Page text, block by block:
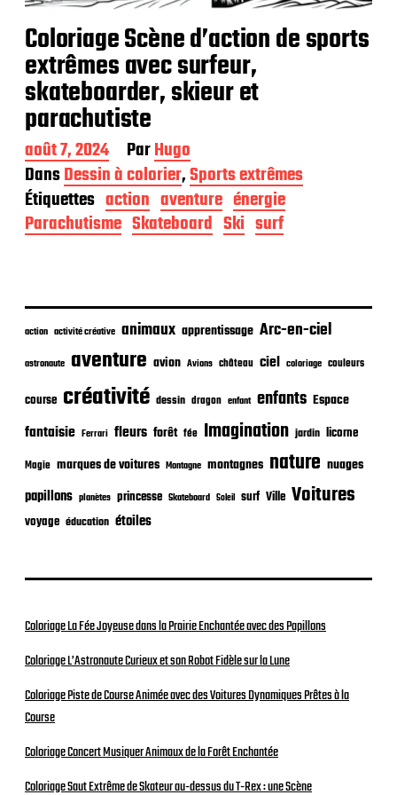
Coloriage Scène d’action de sports
extrêmes avec surfeur,
skateboarder, skieur et
parachutiste
D
a
t
e
d
e
l
i
a
i
n
août 7, 2024 ParHugo
DansDessin à colorier,Sports extrêmes
Étiquettes action aventure énergie
Parachutisme Skateboard Ski surf
action activité créative animaux apprentissage Arc-en-ciel
astronaute aventure avion Avions château ciel coloriage couleurs
course créativité dessin dragon enfant enfants Espace
fantaisie Ferrari fleurs forêt fée Imagination jardin licorne
Magie marques de voitures Montagne montagnes nature nuages
papillons planètes princesse Skateboard Soleil surf Ville Voitures
voyage éducation étoiles
Coloriage La Fée Joyeuse dans la Prairie Enchantée avec des Papillons
Coloriage L’Astronaute Curieux et son Robot Fidèle sur la Lune
Coloriage Piste de Course Animée avec des Voitures Dynamiques Prêtes à la
Course
Coloriage Concert Musiquer Animaux de la Forêt Enchantée
Coloriage Saut Extrême de Skateur au-dessus du T-Rex : une Scène